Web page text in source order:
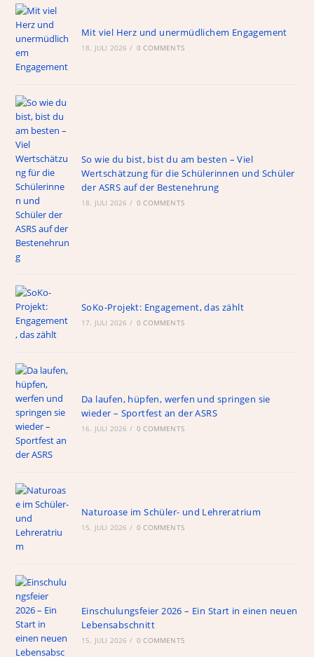
Mit viel Herz und unermüdlichem Engagement
18. JULI 2026 / 0 COMMENTS
So wie du bist, bist du am besten – Viel
Wertschätzung für die Schülerinnen und Schüler
der ASRS auf der Bestenehrung
18. JULI 2026 / 0 COMMENTS
SoKo-Projekt: Engagement, das zählt
17. JULI 2026 / 0 COMMENTS
Da laufen, hüpfen, werfen und springen sie
wieder – Sportfest an der ASRS
16. JULI 2026 / 0 COMMENTS
Naturoase im Schüler- und Lehreratrium
15. JULI 2026 / 0 COMMENTS
Einschulungsfeier 2026 – Ein Start in einen neuen
Lebensabschnitt
15. JULI 2026 / 0 COMMENTS